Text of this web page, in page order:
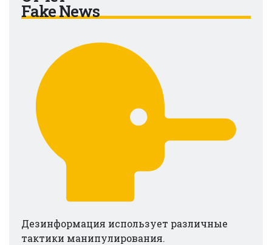
Fake News
Дезинформация использует различные
тактики манипулирования.